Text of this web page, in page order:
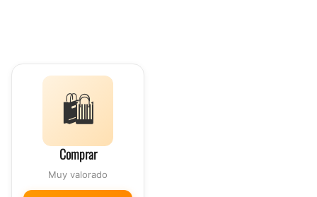
🛍️
Comprar
Muy valorado